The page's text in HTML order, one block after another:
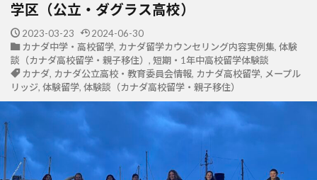
学区（公立・ダグラス高校）
2023-03-23
2024-06-30
カナダ中学・高校留学, カナダ留学カウンセリング内容実例集, 体験
談（カナダ高校留学・親子移住） , 短期・1年中高校留学体験談
カナダ, カナダ公立高校・教育委員会情報, カナダ高校留学, メープル
リッジ, 体験留学, 体験談（カナダ高校留学・親子移住）